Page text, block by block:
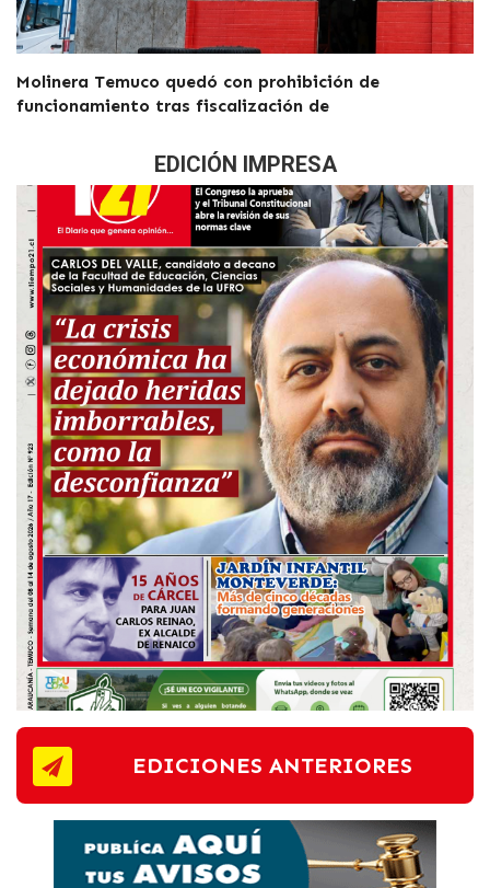
Molinera Temuco quedó con prohibición de
funcionamiento tras fiscalización de
EDICIÓN IMPRESA
EDICIONES ANTERIORES